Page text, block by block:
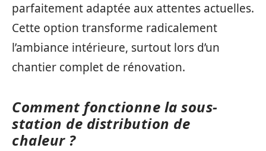
parfaitement adaptée aux attentes actuelles.
Cette option transforme radicalement
l’ambiance intérieure, surtout lors d’un
chantier complet de rénovation.
Comment fonctionne la sous-
station de distribution de
chaleur ?